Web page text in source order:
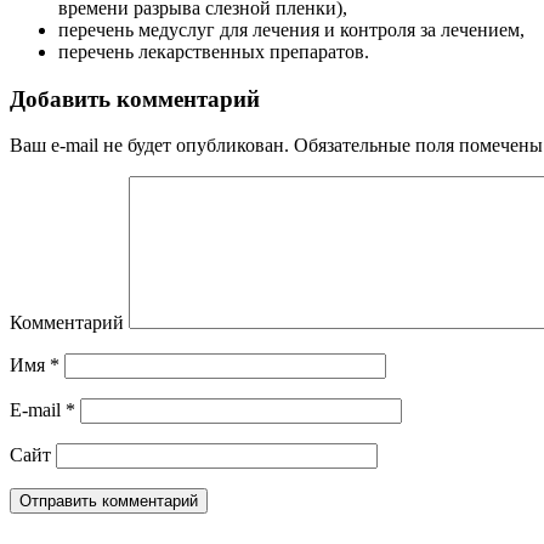
времени разрыва слезной пленки),
перечень медуслуг для лечения и контроля за лечением,
перечень лекарственных препаратов.
Добавить комментарий
Ваш e-mail не будет опубликован. Обязательные поля
Комментарий
Имя *
E-mail *
Сайт